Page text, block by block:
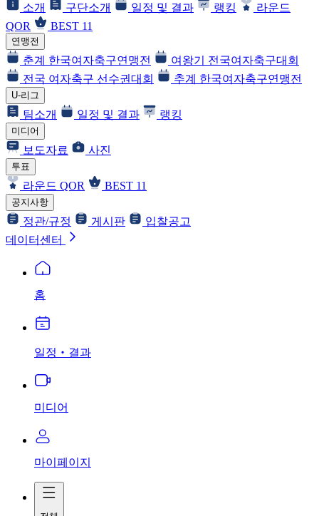
소개 구단소개 일정 및 결과 랭킹
라운드
QOR
BEST 11
연맹전
춘계 한국여자축구연맹전
여왕기 전국여자축구대회
전국 여자축구 선수권대회
추계 한국여자축구연맹전
U-리그
팀소개 일정 및 결과 랭킹
미디어
보도자료 사진
투표
라운드 QOR BEST 11
공지사항
정관/규정 게시판
입찰공고
데이터센터
홈
일정‧결과
미디어
마이페이지